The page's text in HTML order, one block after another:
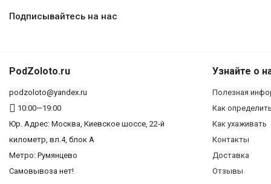
Подписывайтесь на нас
PodZoloto.ru
podzoloto@yandex.ru
10:00—19:00
Юр. Адреc: Москва, Киевское шоссе, 22-й
километр, вл.4, блок А
Метро: Румянцево
Самовывоза нет!
Узнайте о
Полезная
Как
Как ухаживать
Контакты
Доставка
Отзывы